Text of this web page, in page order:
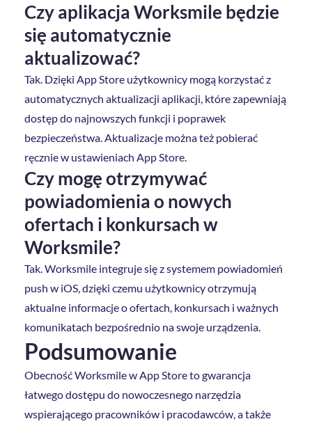
Czy aplikacja Worksmile będzie
się automatycznie
aktualizować?
Tak. Dzięki App Store użytkownicy mogą korzystać z
automatycznych aktualizacji aplikacji, które zapewniają
dostęp do najnowszych funkcji i poprawek
bezpieczeństwa. Aktualizacje można też pobierać
ręcznie w ustawieniach App Store.
Czy mogę otrzymywać
powiadomienia o nowych
ofertach i konkursach w
Worksmile?
Tak. Worksmile integruje się z systemem powiadomień
push w iOS, dzięki czemu użytkownicy otrzymują
aktualne informacje o ofertach, konkursach i ważnych
komunikatach bezpośrednio na swoje urządzenia.
Podsumowanie
Obecność Worksmile w App Store to gwarancja
łatwego dostępu do nowoczesnego narzędzia
wspierającego pracowników i pracodawców, a także